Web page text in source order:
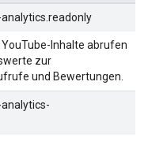
Inhalte abrufen
zur
und Bewertungen.